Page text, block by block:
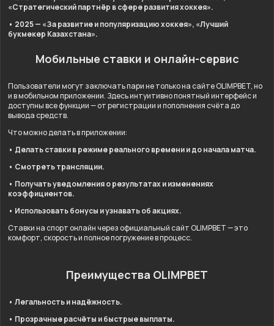
«Стратегический партнёр в сфере развития хоккея».
• 2025 — «За развитие и популяризацию хоккея», «Лучший
букмекер Казахстана».
Мобильные ставки и онлайн-сервис
Пользователи могут заключать пари не только на сайте OLIMPBET, но
и в мобильном приложении. Здесь интуитивно понятный интерфейс и
доступны все функции — от регистрации и пополнения счёта до
вывода средств.
Что можно делать в приложении:
• Делать ставки в режиме реального времени и до начала матча.
• Смотреть трансляции.
• Получать уведомления о результатах и изменениях
коэффициентов.
• Использовать бонусы и узнавать об акциях.
Ставки на спорт онлайн через официальный сайт OLIMPBET — это
комфорт, скорость и полное погружение в процесс.
Преимущества OLIMPBET
• Легальность и надёжность.
• Прозрачные расчёты и быстрые выплаты.